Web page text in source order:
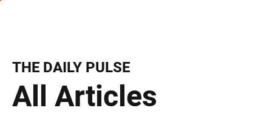
All Articles
THE DAILY PULSE